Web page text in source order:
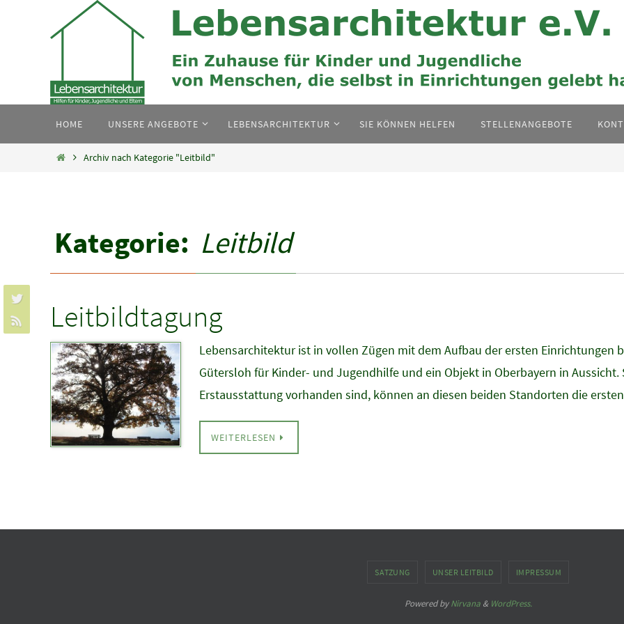
springen
HOME UNSERE ANGEBOTE LEBENSARCHITEKTUR SIE KÖNNEN HELFEN STELLENANGEBOTE
HomeArchiv nach Kategorie "Leitbild"
Kategorie: Leitbild
Leitbildtagung
Lebensarchitektur ist in vollen Zügen mit dem Aufbau der ersten Einrichtungen
Gütersloh für Kinder- und Jugendhilfe und ein Objekt in Oberbayern in
Erstausstattung vorhanden sind, können an diesen beiden Standorten die
WEITERLESEN
SATZUNG UNSER LEITBILD IMPRESSUM
Powered byNirvana& WordPress.